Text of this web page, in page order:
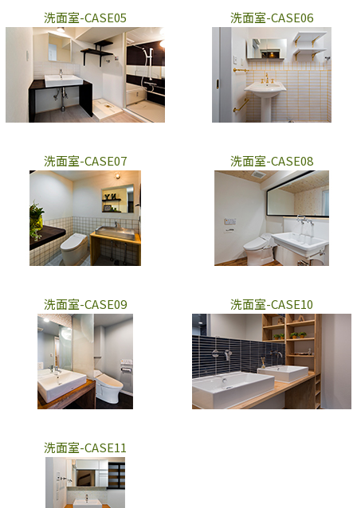
洗面室-CASE05 洗面室-CASE06
洗面室-CASE07 洗面室-CASE08
洗面室-CASE09 洗面室-CASE10
洗面室-CASE11